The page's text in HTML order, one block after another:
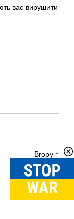
вас вирушити
Вгору ↑